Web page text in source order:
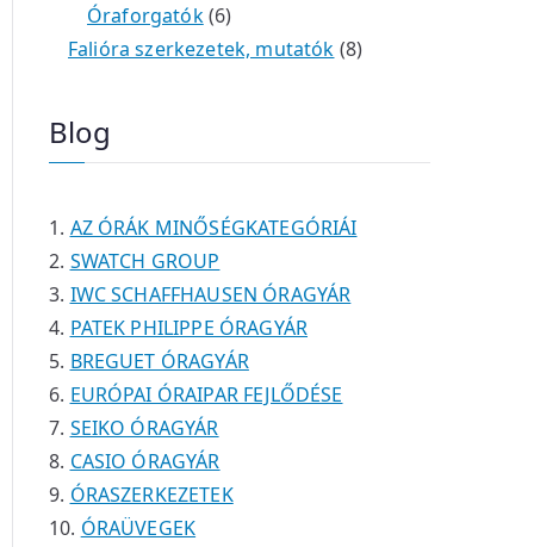
é
k
é
é
e
r
e
r
e
t
k
Óraforgatók 66
t
k
Falióra szerkezetek, mutatók 88
é
Blog
AZ ÓRÁK MINŐSÉGKATEGÓRIÁI
SWATCH GROUP
IWC SCHAFFHAUSEN ÓRAGYÁR
PATEK PHILIPPE ÓRAGYÁR
BREGUET ÓRAGYÁR
EURÓPAI ÓRAIPAR FEJLŐDÉSE
SEIKO ÓRAGYÁR
CASIO ÓRAGYÁR
ÓRASZERKEZETEK
ÓRAÜVEGEK